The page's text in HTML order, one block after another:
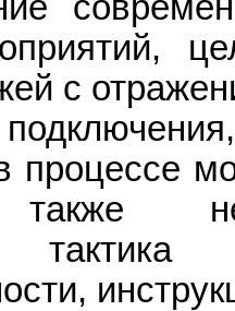
с
процессе
также